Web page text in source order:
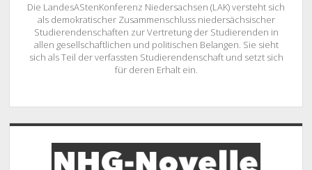
Die LandesAStenKonferenz Niedersachsen (LAK) versteht sich
als demokratischer Zusammenschluss niedersächsischer
Studierendenschaften zur Vertretung der Studierenden in
allen gesellschaftlichen und politischen Belangen. Sie sieht
sich als Teil der verfassten Studierendenschaft und setzt sich
für deren Erhalt ein.